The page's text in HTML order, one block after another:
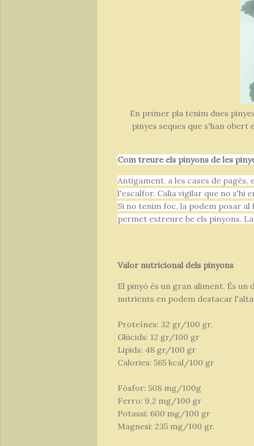
En primer pla tenim dues
pinyes seques que s'han obert
Com treure els pinyons de les
Antigament, a les cases de
l'escalfor. Calia vigilar que no s'hi
Si no tenim foc, la podem posar
permet extreure be els pinyons.
Valor nutricional dels pinyons
El pinyó és un gran aliment. És
nutrients en podem destacar
Proteïnes: 32 gr/100 gr.
Glúcids: 12 gr/100 gr
Lipids: 48 gr/100 gr
Calories: 565 kcal/100 gr
Fòsfor: 508 mg/100g
Ferro: 9,2 mg/100 gr
Potassi: 600 mg/100 gr
Magnesi: 235 mg/100 gr.